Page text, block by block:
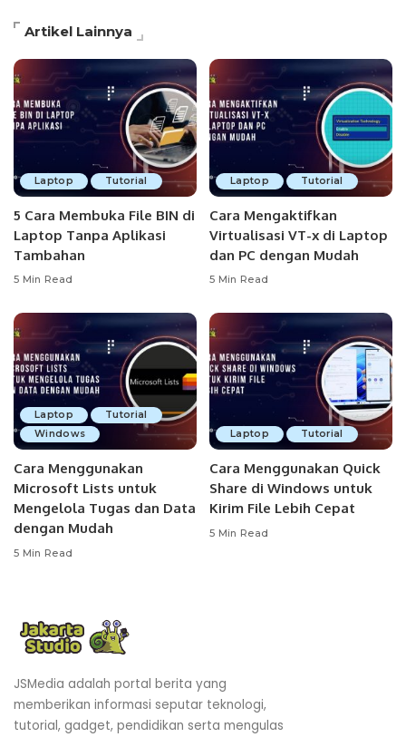
Artikel Lainnya
Laptop Tutorial
5 Cara Membuka File BIN di
Laptop Tanpa Aplikasi
Tambahan
5 Min Read
Laptop Tutorial
Cara Mengaktifkan
Virtualisasi VT-x di Laptop
dan PC dengan Mudah
5 Min Read
Laptop
Tutorial
Windows
Cara Menggunakan
Microsoft Lists untuk
Mengelola Tugas dan Data
dengan Mudah
5 Min Read
Laptop Tutorial
Cara Menggunakan Quick
Share di Windows untuk
Kirim File Lebih Cepat
5 Min Read
JSMedia adalah portal berita yang
memberikan informasi seputar teknologi,
tutorial, gadget, pendidikan serta mengulas